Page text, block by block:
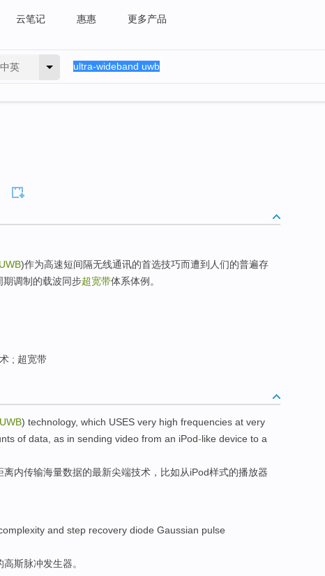
云笔记 惠惠 更多产品
中英
)作为高速短间隔无线通讯的首选技巧而遭到人们的普遍存
调制的载波同步超宽带体系体例。
; 超宽带
UWB) technology, which USES very high frequencies at very
of data, as in sending video from an iPod-like device to a
离内传输海量数据的最新尖端技术 ，比如从iPod样式的播放器
and step recovery diode Gaussian pulse
高斯脉冲发生器。